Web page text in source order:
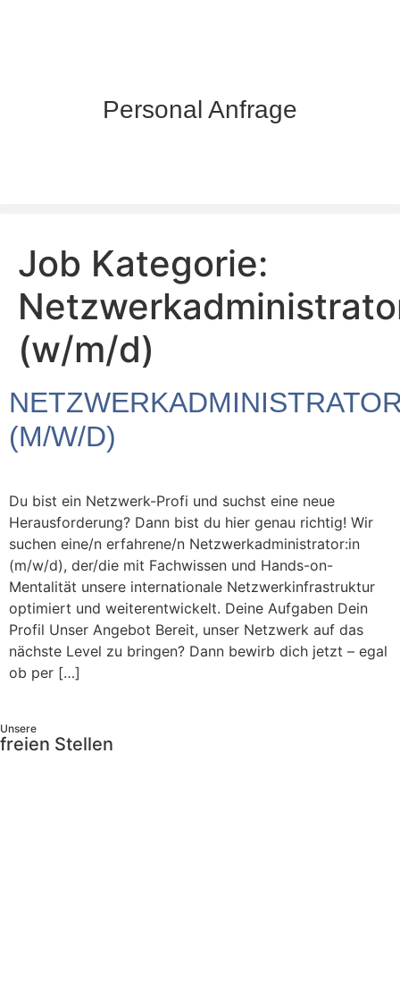
Personal Anfrage
Job Kategorie:
(w/m/d)
(M/W/D)
Du bist ein Netzwerk-Profi und suchst eine neue
Herausforderung? Dann bist du hier genau richtig! Wir
suchen eine/n erfahrene/n Netzwerkadministrator:in
(m/w/d), der/die mit Fachwissen und Hands-on-
Mentalität unsere internationale Netzwerkinfrastruktur
optimiert und weiterentwickelt. Deine Aufgaben Dein
Profil Unser Angebot Bereit, unser Netzwerk auf das
nächste Level zu bringen? Dann bewirb dich jetzt – egal
ob per […]
Unsere
freien Stellen